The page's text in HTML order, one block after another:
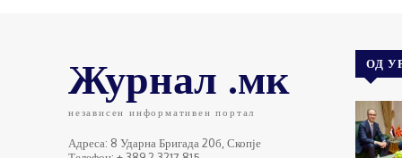
Журнал .мк
независен информативен портал
Адреса: 8 Ударна Бригада 20б, Скопје
ОД